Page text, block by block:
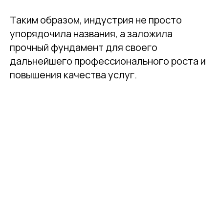
Таким образом, индустрия не просто
упорядочила названия, а заложила
прочный фундамент для своего
дальнейшего профессионального роста и
повышения качества услуг.